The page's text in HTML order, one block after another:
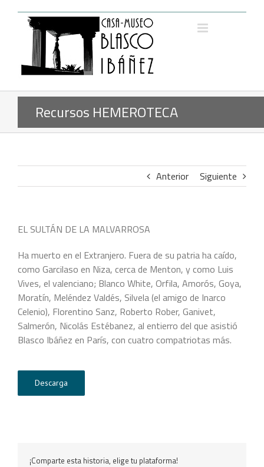
contenido
Recursos HEMEROTECA
Anterior Siguiente
EL SULTÁN DE LA MALVARROSA
Ha muerto en el Extranjero. Fuera de su patria ha caído,
como Garcilaso en Niza, cerca de Menton, y como Luis
Vives, el valenciano; Blanco White, Orfila, Amorós, Goya,
Moratín, Meléndez Valdés, Silvela (el amigo de Inarco
Celenio), Florentino Sanz, Roberto Rober, Ganivet,
Salmerón, Nicolás Estébanez, al entierro del que asistió
Blasco Ibáñez en París, con cuatro compatriotas más.
Descarga
¡Comparte esta historia, elige tu plataforma!